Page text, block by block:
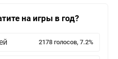
на игры в год?
2178 голосов, 7.2%